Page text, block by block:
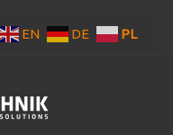
EN DE PL